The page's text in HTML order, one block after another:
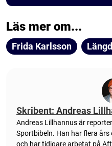
Läs mer om...
Frida Karlsson
Skribent: Andreas
Andreas Lillhannus är
Sportbibeln. Han har flera
och har tidigare arbetat på